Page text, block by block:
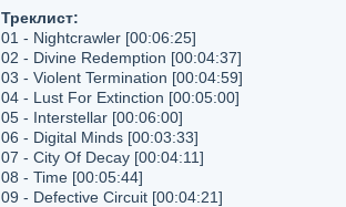
Треклист:
01 - Nightcrawler [00:06:25]
02 - Divine Redemption [00:04:37]
03 - Violent Termination [00:04:59]
04 - Lust For Extinction [00:05:00]
05 - Interstellar [00:06:00]
06 - Digital Minds [00:03:33]
07 - City Of Decay [00:04:11]
08 - Time [00:05:44]
09 - Defective Circuit [00:04:21]